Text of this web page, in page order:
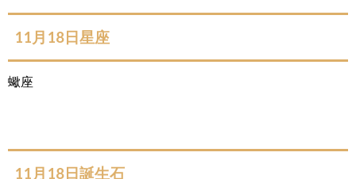
11月18日星座
蠍座
11月18日誕生石